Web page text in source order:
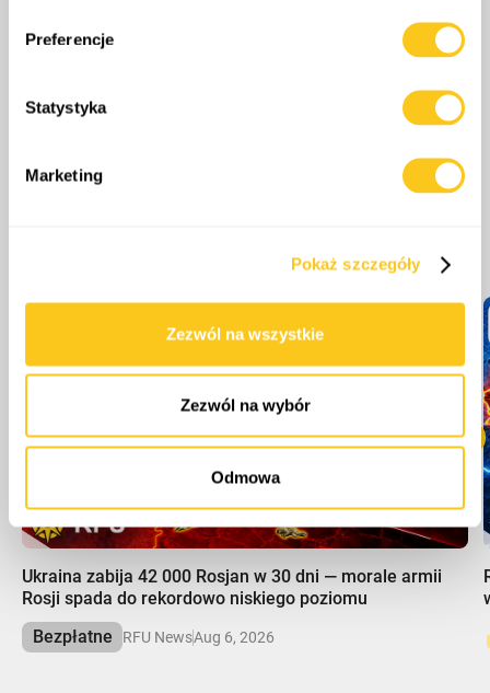
(fingerprinting, czyli wirtualny odcisk palca)
dane są przetwarzane oraz ustaw własne preferencje w
sekcji szczegółów
. W Deklaracji plików cookie możesz
Wykorzystujemy pliki cookie do spersonalizowania treści
korzystasz z naszej witryny, udostępniamy partnerom
otrzymanymi od Ciebie lub uzyskanymi podczas
korzystania z ich usług.
Preferencje
Statystyka
Marketing
Pokaż szczegóły
Zezwól na wszystkie
Zezwól na wybór
Odmowa
Ukraina zabija 42 000 Rosjan w 30 dni — morale armii
Rosji spada do rekordowo niskiego poziomu
Bezpłatne
RFU NewsAug 6, 2026